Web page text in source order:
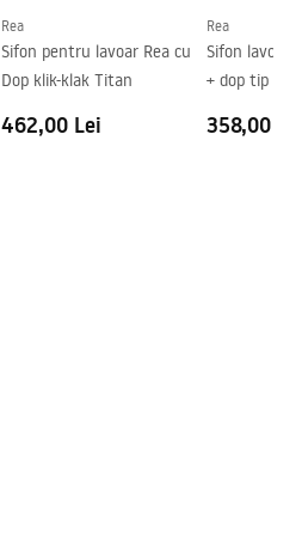
Da Nu
Rea
Sifon pentru lavoar Rea cu
Dop klik-klak Titan
462,00 Lei
Rea
Sifon lavoar
+ dop tip
358,00